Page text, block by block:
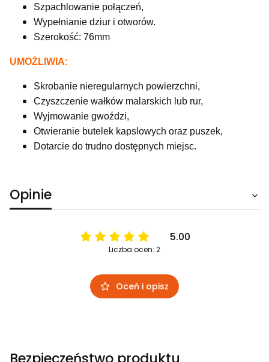
Szpachlowanie połączeń,
Wypełnianie dziur i otworów.
Szerokość: 76mm
UMOŻLIWIA:
Skrobanie nieregularnych powierzchni,
Czyszczenie wałków malarskich lub rur,
Wyjmowanie gwoździ,
Otwieranie butelek kapslowych oraz puszek,
Dotarcie do trudno dostępnych miejsc.
Opinie
5.00
Liczba ocen: 2
Oceń i opisz